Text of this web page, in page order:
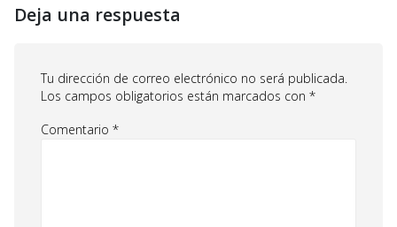
Deja una respuesta
Tu dirección de correo electrónico no será publicada.
Los campos obligatorios están marcados con *
Comentario *